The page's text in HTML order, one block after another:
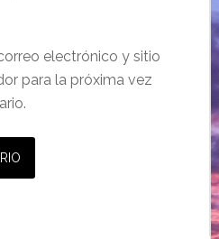
electrónico y sitio
para la próxima vez